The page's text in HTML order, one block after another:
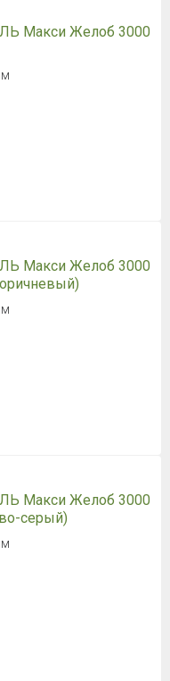
Макси Желоб 3000
Макси Желоб 3000
Макси Желоб 3000
серый)